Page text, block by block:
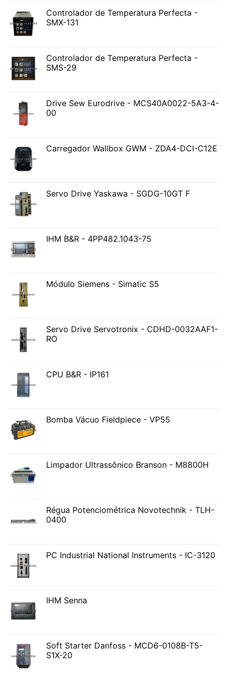
Controlador de Temperatura Perfecta -
SMX-131
Controlador de Temperatura Perfecta -
SMS-29
Drive Sew Eurodrive - MCS40A0022-5A3-4-
00
Carregador Wallbox GWM - ZDA4-DCI-C12E
Servo Drive Yaskawa - SGDG-10GT F
IHM B&R - 4PP482.1043-75
Módulo Siemens - Simatic S5
Servo Drive Servotronix - CDHD-0032AAF1-
RO
CPU B&R - IP161
Bomba Vácuo Fieldpiece - VP55
Limpador Ultrassônico Branson - M8800H
Régua Potenciométrica Novotechnik - TLH-
0400
PC Industrial National Instruments - IC-3120
IHM Senna
Soft Starter Danfoss - MCD6-0108B-T5-
S1X-20